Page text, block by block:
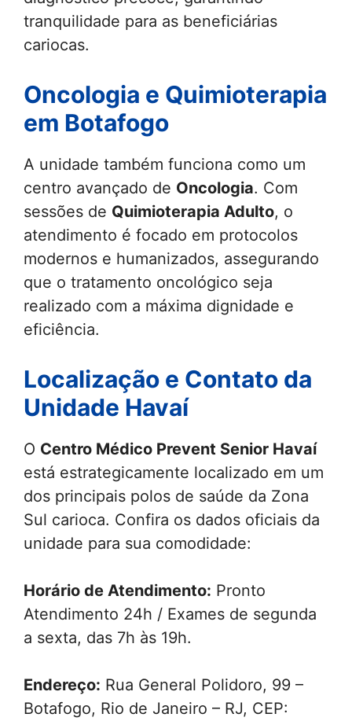
tranquilidade para as beneficiárias
cariocas.
Oncologia e Quimioterapia
em Botafogo
A unidade também funciona como um
centro avançado de Oncologia. Com
sessões de Quimioterapia Adulto, o
atendimento é focado em protocolos
modernos e humanizados, assegurando
que o tratamento oncológico seja
realizado com a máxima dignidade e
eficiência.
Localização e Contato da
Unidade Havaí
O Centro Médico Prevent Senior Havaí
está estrategicamente localizado em um
dos principais polos de saúde da Zona
Sul carioca. Confira os dados oficiais da
unidade para sua comodidade:
Horário de Atendimento: Pronto
Atendimento 24h / Exames de segunda
a sexta, das 7h às 19h.
Endereço: Rua General Polidoro, 99 –
Botafogo, Rio de Janeiro – RJ, CEP: